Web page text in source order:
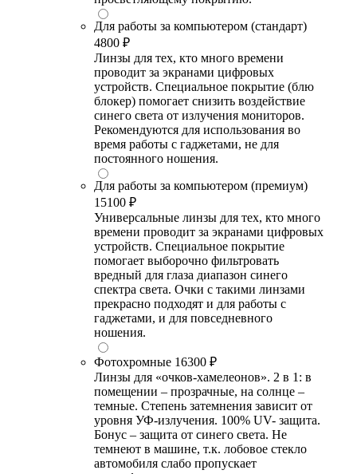
Для работы за компьютером (стандарт)
4800 ₽
Линзы для тех, кто много времени
проводит за экранами цифровых
устройств. Специальное покрытие (блю
блокер) помогает снизить воздействие
синего света от излучения мониторов.
Рекомендуются для использования во
время работы с гаджетами, не для
постоянного ношения.
Для работы за компьютером (премиум)
15100 ₽
Универсальные линзы для тех, кто много
времени проводит за экранами цифровых
устройств. Специальное покрытие
помогает выборочно фильтровать
вредный для глаза диапазон синего
спектра света. Очки с такими линзами
прекрасно подходят и для работы с
гаджетами, и для повседневного
ношения.
Фотохромные 16300 ₽
Линзы для «очков-хамелеонов». 2 в 1: в
помещении – прозрачные, на солнце –
темные. Степень затемнения зависит от
уровня УФ-излучения. 100% UV- защита.
Бонус – защита от синего света. Не
темнеют в машине, т.к. лобовое стекло
автомобиля слабо пропускает